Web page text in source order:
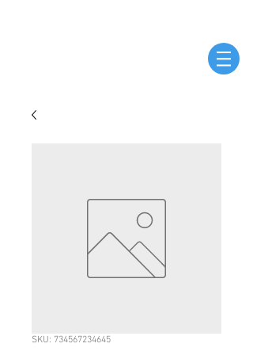
SKU: 734567234645